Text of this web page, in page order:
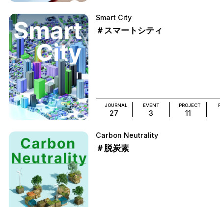
Smart City
＃スマートシティ
JOURNAL
27
EVENT
3
PROJECT
11
Carbon Neutrality
＃脱炭素